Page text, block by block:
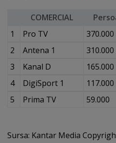
COMERCIAL
1
Pro TV 370.000
2
Antena 1 310.000
3
Kanal D 165.000
4
DigiSport 1 117.000
5
Prima TV 59.000
Sursa: Kantar Media